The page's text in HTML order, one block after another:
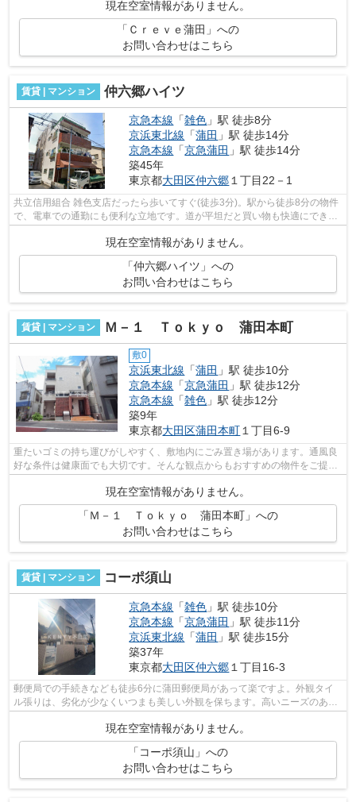
現在空室情報がありません。
「Ｃｒｅｖｅ蒲田」への
お問い合わせはこちら
賃貸 | マンション 仲六郷ハイツ
京急本線 「雑色 」駅 徒歩8分
京浜東北線 「蒲田 」駅 徒歩14分
京急本線 「京急蒲田 」駅 徒歩14分
築45年
東京都大田区仲六郷 １丁目22－1
共立信用組合 雑色支店だったら歩いてすぐ(徒歩3分)。駅から徒歩8分の物件
で、電車での通勤にも便利な立地です。道が平坦だと買い物も快適にできま
すね。初期費用のカード決済ができま...
現在空室情報がありません。
「仲六郷ハイツ」への
お問い合わせはこちら
賃貸 | マンション Ｍ－１ Ｔｏｋｙｏ 蒲田本町
敷0
京浜東北線 「蒲田 」駅 徒歩10分
京急本線 「京急蒲田 」駅 徒歩12分
京急本線 「雑色 」駅 徒歩12分
築9年
東京都大田区蒲田本町１丁目6-9
重たいゴミの持ち運びがしやすく、敷地内にごみ置き場があります。通風良
好な条件は健康面でも大切です。そんな観点からもおすすめの物件をご提供
現在空室情報がありません。
「Ｍ－１ Ｔｏｋｙｏ 蒲田本町」への
お問い合わせはこちら
賃貸 | マンション コーポ須山
京急本線 「雑色 」駅 徒歩10分
京急本線 「京急蒲田 」駅 徒歩11分
京浜東北線 「蒲田 」駅 徒歩15分
築37年
東京都大田区仲六郷 １丁目16-3
郵便局での手続きなども徒歩6分に蒲田郵便局があって楽ですよ。外観タイ
ル張りは、劣化が少なくいつまも美しい外観を保ちます。高いニーズのあ
現在空室情報がありません。
「コーポ須山」への
お問い合わせはこちら